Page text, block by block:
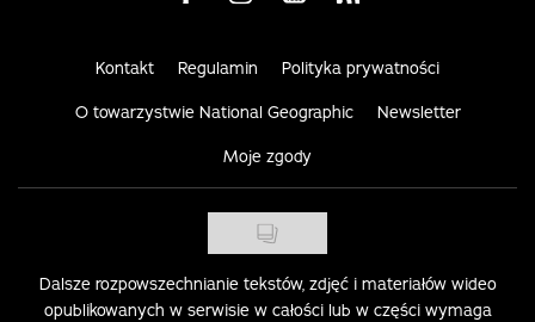
Kontakt Regulamin Polityka prywatności
O towarzystwie National Geographic Newsletter
Moje zgody
Dalsze rozpowszechnianie tekstów, zdjęć i materiałów wideo
opublikowanych w serwisie w całości lub w części wymaga